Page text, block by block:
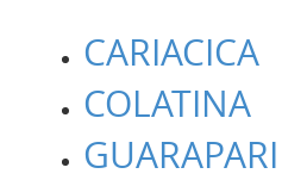
CARIACICA
COLATINA
GUARAPARI